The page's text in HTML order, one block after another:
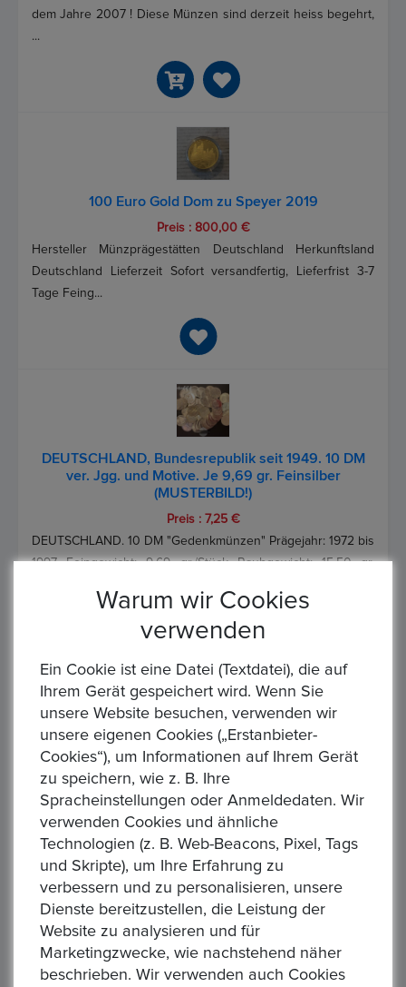
dem Jahre 2007 ! Diese Münzen sind derzeit heiss begehrt,
...
100 Euro Gold Dom zu Speyer 2019
Preis : 800,00 €
Hersteller Münzprägestätten Deutschland Herkunftsland
Deutschland Lieferzeit Sofort versandfertig, Lieferfrist 3-7
Tage Feing...
DEUTSCHLAND, Bundesrepublik seit 1949. 10 DM
ver. Jgg. und Motive. Je 9,69 gr. Feinsilber
(MUSTERBILD!)
Preis : 7,25 €
DEUTSCHLAND. 10 DM "Gedenkmünzen" Prägejahr: 1972 bis
1997 Feingewicht: 9,69 gr./Stück Rauhgewicht: 15,50 gr.
100-Euro-Goldmünze 2019 G "UNESCO Welterbe -
Dom zu Speyer" NEU - Etui + Zertifikat
Preis : 825,00 €
100-Euro-Goldmünze 2019 G "UNESCO Welterbe - Dom zu
Speyer" Etui+Zertifikat Die Münze ist die 16. Ausgabe im
Rahmen einer 2003 begonnenen mehrjährigen Serie von 1...
Warum wir Cookies
verwenden
Ein Cookie ist eine Datei (Textdatei), die auf
Ihrem Gerät gespeichert wird. Wenn Sie
unsere Website besuchen, verwenden wir
unsere eigenen Cookies („Erstanbieter-
Cookies“), um Informationen auf Ihrem Gerät
zu speichern, wie z. B. Ihre
Spracheinstellungen oder Anmeldedaten. Wir
verwenden Cookies und ähnliche
Technologien (z. B. Web-Beacons, Pixel, Tags
und Skripte), um Ihre Erfahrung zu
verbessern und zu personalisieren, unsere
Dienste bereitzustellen, die Leistung der
Website zu analysieren und für
Marketingzwecke, wie nachstehend näher
beschrieben. Wir verwenden auch Cookies